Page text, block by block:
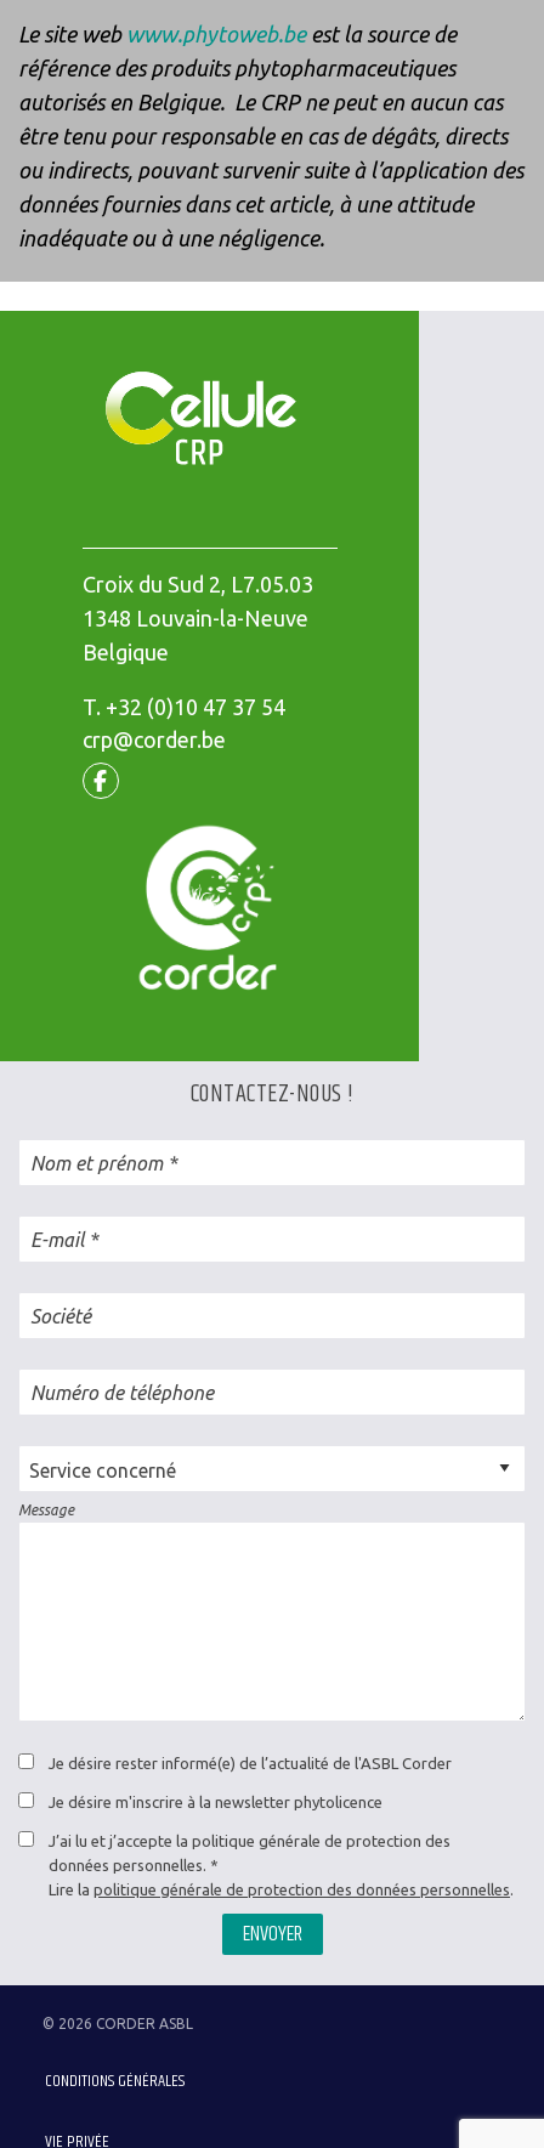
Le site web www.phytoweb.beest la source de
référence des produits phytopharmaceutiques
autorisés en Belgique. Le CRP ne peut en aucun cas
être tenu pour responsable en cas de dégâts, directs
ou indirects, pouvant survenir suite à l’application des
données fournies dans cet article, à une attitude
inadéquate ou à une négligence.
Croix du Sud 2, L7.05.03
1348 Louvain-la-Neuve
Belgique
T.Téléphone
+32 (0)10 47 37 54
crp@corder.be
Facebook
CONTACTEZ-NOUS !
Nom et prénom
E-mail
Société
Numéro de téléphone
Cellule
concernée
Message
Je désire rester informé(e) de l’actualité de l'ASBL Corder
Je désire m'inscrire à la newsletter phytolicence
J’ai lu et j’accepte la politique générale de protection des
données personnelles.
Lire la politique générale de protection des données personnelles
ENVOYER
© 2026 CORDER ASBL
Menu
PiedCONDITIONS GÉNÉRALES
VIE PRIVÉE